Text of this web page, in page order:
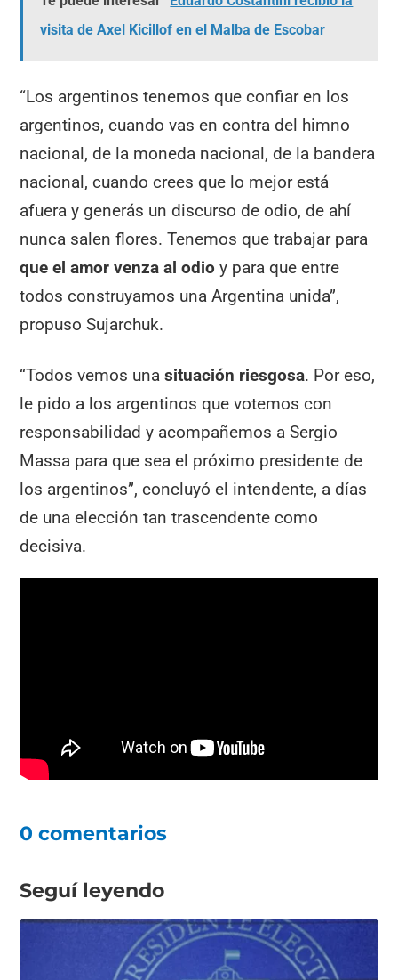
visita de Axel Kicillof en el Malba de Escobar
“Los argentinos tenemos que confiar en los
argentinos, cuando vas en contra del himno
nacional, de la moneda nacional, de la bandera
nacional, cuando crees que lo mejor está
afuera y generás un discurso de odio, de ahí
nunca salen flores. Tenemos que trabajar para
que el amor venza al odio y para que entre
todos construyamos una Argentina unida”,
propuso Sujarchuk.
“Todos vemos unasituación riesgosa. Por eso,
le pido a los argentinos que votemos con
responsabilidad y acompañemos a Sergio
Massa para que sea el próximo presidente de
los argentinos”, concluyó el intendente, a días
de una elección tan trascendente como
decisiva.
0 comentarios
Seguí leyendo